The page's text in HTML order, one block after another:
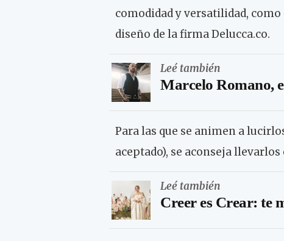
comodidad y versatilidad, como
diseño de la firma Delucca.co.
Leé también
Marcelo Romano,
Para las que se animen a
aceptado), se aconseja
Leé también
Creer es Crear: te